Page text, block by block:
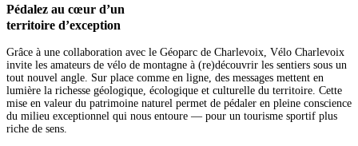
Pédalez au cœur d’un
territoire d’exception
Grâce à une collaboration avec le Géoparc de Charlevoix, Vélo Charlevoix
invite les amateurs de vélo de montagne à (re)découvrir les sentiers sous un
tout nouvel angle. Sur place comme en ligne, des messages mettent en
lumière la richesse géologique, écologique et culturelle du territoire. Cette
mise en valeur du patrimoine naturel permet de pédaler en pleine conscience
du milieu exceptionnel qui nous entoure — pour un tourisme sportif plus
riche de sens.